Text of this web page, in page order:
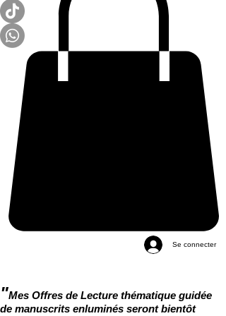
Se connecter
"Mes Offres de Lecture thématique guidée
de manuscrits enluminés seront bientôt